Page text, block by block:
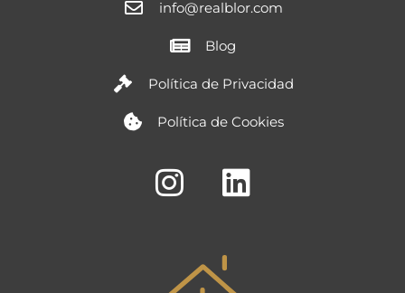
info@realblor.com
Blog
Política de Privacidad
Política de Cookies